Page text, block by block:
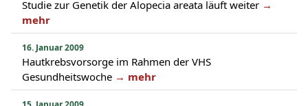
Studie zur Genetik der Alopecia areata läuft weiter →
mehr
16. Januar 2009
Hautkrebsvorsorge im Rahmen der VHS
Gesundheitswoche → mehr